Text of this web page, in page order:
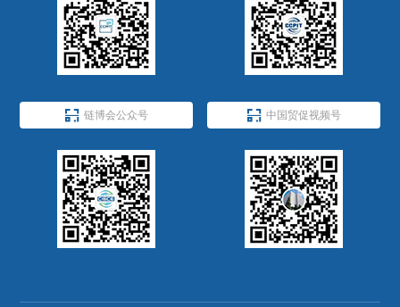
 链博会公众号  中国贸促视频号